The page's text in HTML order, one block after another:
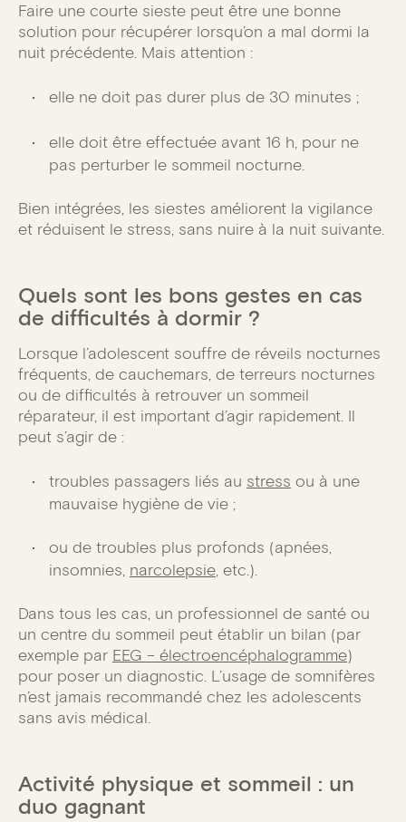
Faire une courte sieste peut être une bonne
solution pour récupérer lorsqu’on a mal dormi la
nuit précédente. Mais attention :
elle ne doit pas durer plus de 30 minutes ;
elle doit être effectuée avant 16 h, pour ne
pas perturber le sommeil nocturne.
Bien intégrées, les siestes améliorent la vigilance
et réduisent le stress, sans nuire à la nuit suivante.
Quels sont les bons gestes en cas
de difficultés à dormir ?
Lorsque l’adolescent souffre de réveils nocturnes
fréquents, de cauchemars, de terreurs nocturnes
ou de difficultés à retrouver un sommeil
réparateur, il est important d’agir rapidement. Il
peut s’agir de :
troubles passagers liés au stress ou à une
mauvaise hygiène de vie ;
ou de troubles plus profonds (apnées,
insomnies, narcolepsie, etc.).
Dans tous les cas, un professionnel de santé ou
un centre du sommeil peut établir un bilan (par
exemple par EEG – électroencéphalogramme)
pour poser un diagnostic. L’usage de somnifères
n’est jamais recommandé chez les adolescents
sans avis médical.
Activité physique et sommeil : un
duo gagnant